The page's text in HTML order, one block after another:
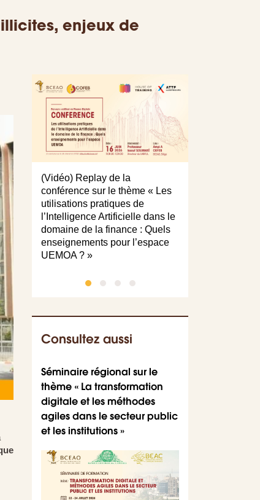
enjeux de
Email
(Vidéo) Replay de la
conférence sur le thème « Les
utilisations pratiques de
l’Intelligence Artificielle dans le
domaine de la finance : Quels
enseignements pour l’espace
UEMOA ? »
Consultez aussi
Séminaire régional sur le
thème « La transformation
digitale et les méthodes
agiles dans le secteur public
et les institutions »